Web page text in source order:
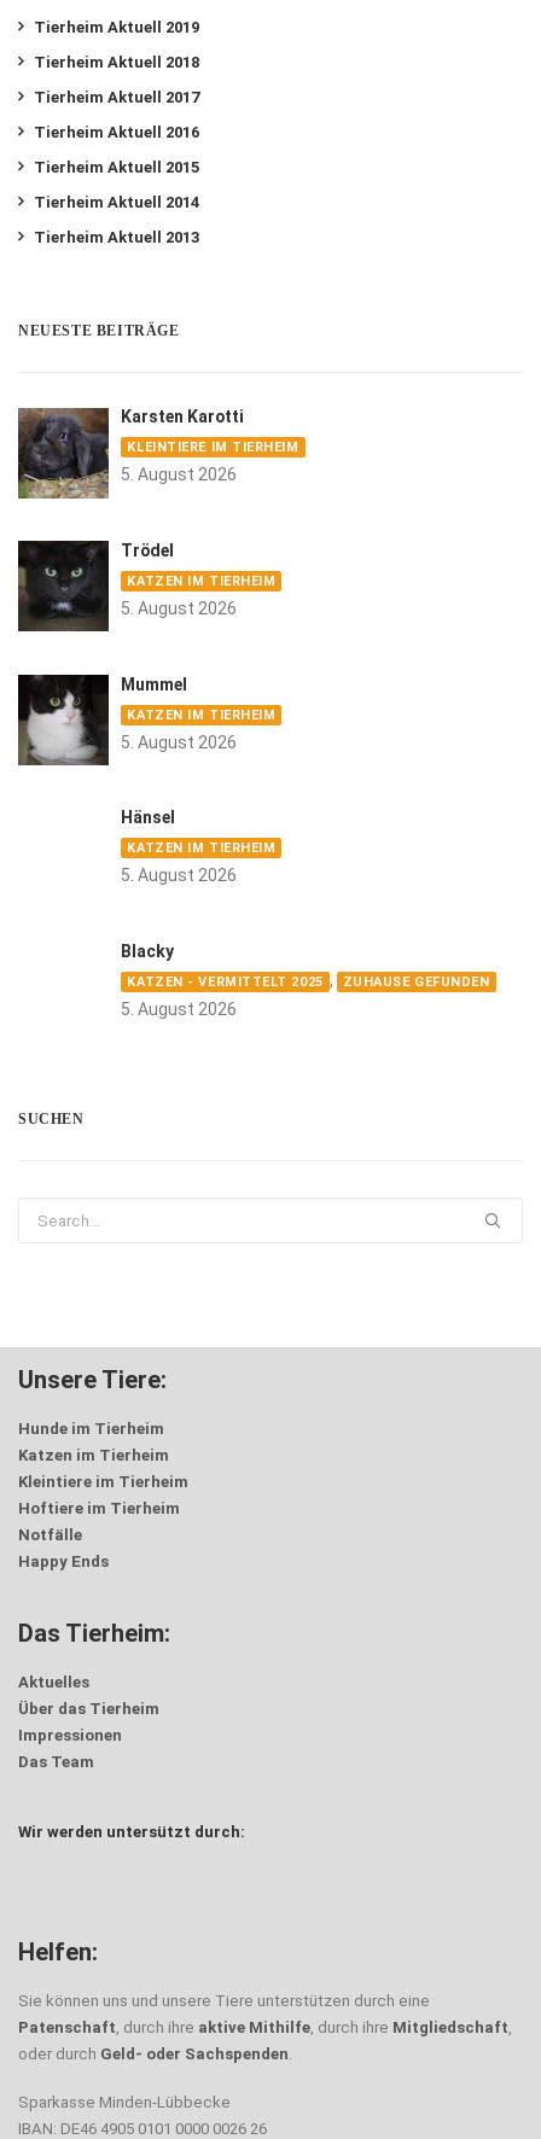
Tierheim Aktuell 2019
Tierheim Aktuell 2018
Tierheim Aktuell 2017
Tierheim Aktuell 2016
Tierheim Aktuell 2015
Tierheim Aktuell 2014
Tierheim Aktuell 2013
NEUESTE BEITRÄGE
Karsten Karotti
KLEINTIERE IM TIERHEIM
5. August 2026
Trödel
KATZEN IM TIERHEIM
5. August 2026
Mummel
KATZEN IM TIERHEIM
5. August 2026
Hänsel
KATZEN IM TIERHEIM
5. August 2026
Blacky
KATZEN - VERMITTELT 2025 , ZUHAUSE GEFUNDEN
5. August 2026
SUCHEN
Unsere Tiere:
Hunde im Tierheim
Katzen im Tierheim
Kleintiere im Tierheim
Hoftiere im Tierheim
Notfälle
Happy Ends
Das Tierheim:
Aktuelles
Über das Tierheim
Impressionen
Das Team
Wir werden untersützt durch:
Helfen:
Sie können uns und unsere Tiere unterstützen durch eine
Patenschaft, durch ihre aktive Mithilfe, durch ihre Mitgliedschaft,
oder durch Geld- oder Sachspenden.
Sparkasse Minden-Lübbecke
IBAN: DE46 4905 0101 0000 0026 26